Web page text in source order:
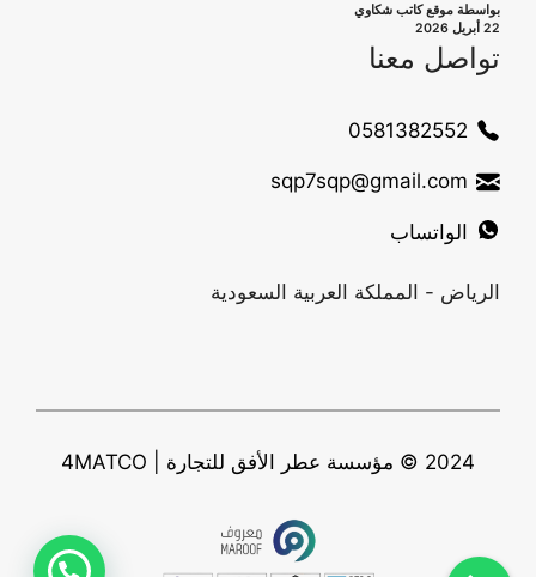
بواسطة موقع كاتب شكاوي
22 أبريل 2026
تواصل معنا
0581382552
sqp7sqp@gmail.com
الواتساب
الرياض - المملكة العربية السعودية
2024 © مؤسسة عطر الأفق للتجارة | 4MATCO